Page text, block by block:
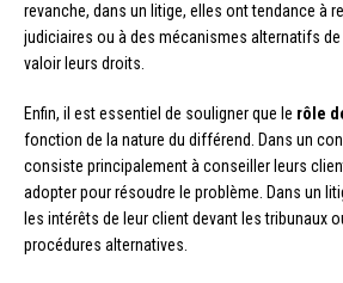
revanche, dans un litige, elles ont tendance à
judiciaires ou à des mécanismes alternatifs
valoir leurs droits.
Enfin, il est essentiel de souligner que le rôle
fonction de la nature du différend. Dans un
consiste principalement à conseiller leurs
adopter pour résoudre le problème. Dans un
les intérêts de leur client devant les tribunaux
procédures alternatives.